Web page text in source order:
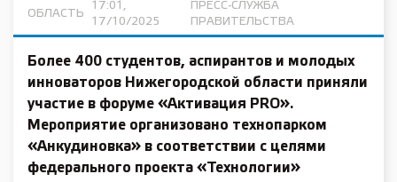
ОБЛАСТЬ
17:01,
17/10/2025
ПРЕСС-СЛУЖБА
ПРАВИТЕЛЬСТВА
Более 400 студентов, аспирантов и молодых
инноваторов Нижегородской области приняли
участие в форуме «Активация PRO».
Мероприятие организовано технопарком
«Анкудиновка» в соответствии с целями
федерального проекта «Технологии»